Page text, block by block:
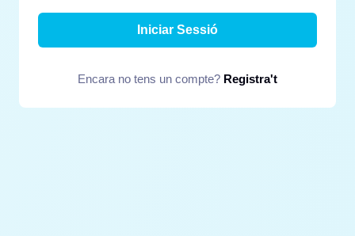
Iniciar Sessió
Encara no tens un compte? Registra't